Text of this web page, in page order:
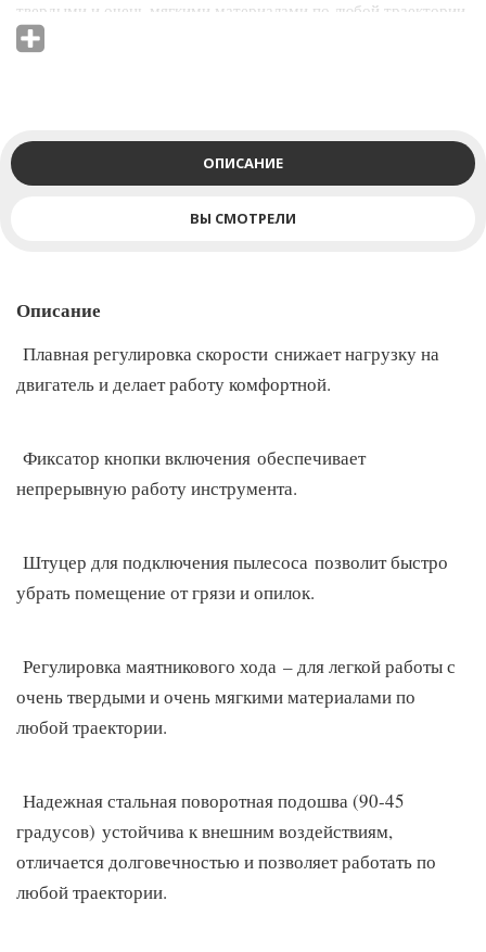
твердыми и очень мягкими материалами по любой траектории.
Лазерный указатель – для идеального распила с высокой
ОПИСАНИЕ
ВЫ СМОТРЕЛИ
Описание
Плавная регулировка скорости снижает нагрузку на
двигатель и делает работу комфортной.
Фиксатор кнопки включения обеспечивает
непрерывную работу инструмента.
Штуцер для подключения пылесоса позволит быстро
убрать помещение от грязи и опилок.
Регулировка маятникового хода – для легкой работы с
очень твердыми и очень мягкими материалами по
любой траектории.
Надежная стальная поворотная подошва (90-45
градусов) устойчива к внешним воздействиям,
отличается долговечностью и позволяет работать по
любой траектории.